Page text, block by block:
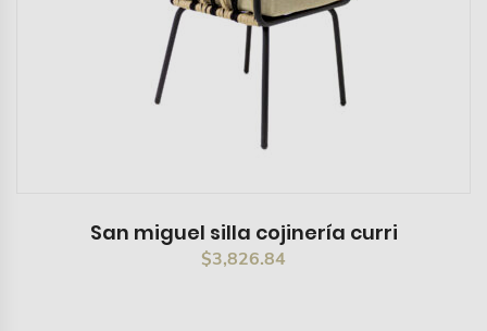
San miguel silla cojinería curri
$3,826.84